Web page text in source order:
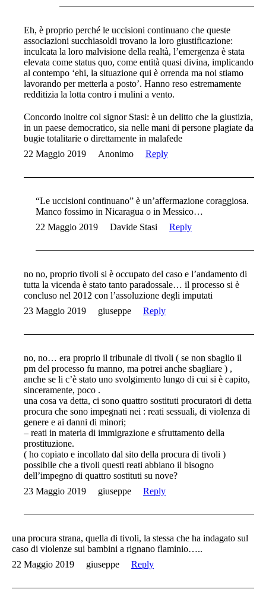
Eh, è proprio perché le uccisioni continuano che queste
associazioni succhiasoldi trovano la loro giustificazione:
inculcata la loro malvisione della realtà, l’emergenza è stata
elevata come status quo, come entità quasi divina, implicando
al contempo ‘ehi, la situazione qui è orrenda ma noi stiamo
lavorando per metterla a posto’. Hanno reso estremamente
redditizia la lotta contro i mulini a vento.
Concordo inoltre col signor Stasi: è un delitto che la giustizia,
in un paese democratico, sia nelle mani di persone plagiate da
bugie totalitarie o direttamente in malafede
22 Maggio 2019
Anonimo Reply
“Le uccisioni continuano” è un’affermazione coraggiosa.
Manco fossimo in Nicaragua o in Messico…
22 Maggio 2019
Davide Stasi Reply
no no, proprio tivoli si è occupato del caso e l’andamento di
tutta la vicenda è stato tanto paradossale… il processo si è
concluso nel 2012 con l’assoluzione degli imputati
23 Maggio 2019
giuseppe Reply
no, no… era proprio il tribunale di tivoli ( se non sbaglio il
pm del processo fu manno, ma potrei anche sbagliare ) ,
anche se li c’è stato uno svolgimento lungo di cui si è capito,
sinceramente, poco .
una cosa va detta, ci sono quattro sostituti procuratori di detta
procura che sono impegnati nei : reati sessuali, di violenza di
genere e ai danni di minori;
– reati in materia di immigrazione e sfruttamento della
prostituzione.
( ho copiato e incollato dal sito della procura di tivoli )
possibile che a tivoli questi reati abbiano il bisogno
dell’impegno di quattro sostituti su nove?
23 Maggio 2019
giuseppe Reply
una procura strana, quella di tivoli, la stessa che ha indagato sul
caso di violenze sui bambini a rignano flaminio…..
22 Maggio 2019
giuseppe Reply